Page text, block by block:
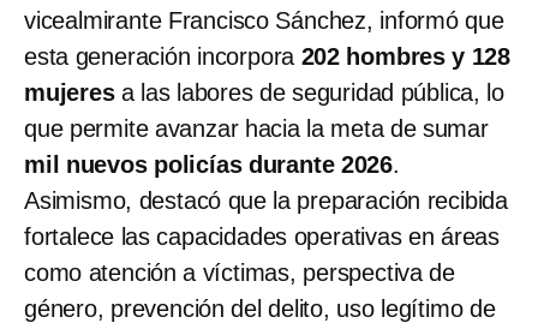
vicealmirante Francisco Sánchez, informó que
esta generación incorpora 202 hombres y 128
mujeresa las labores de seguridad pública, lo
que permite avanzar hacia la meta de sumar
mil nuevos policías durante 2026.
Asimismo, destacó que la preparación recibida
fortalece las capacidades operativas en áreas
como atención a víctimas, perspectiva de
género, prevención del delito, uso legítimo de